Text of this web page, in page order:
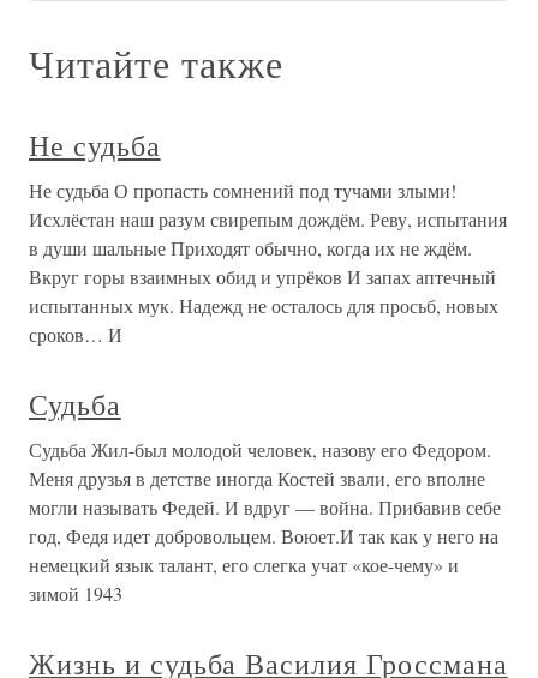
Читайте также
Не судьба
Не судьба О пропасть сомнений под тучами злыми!
Исхлёстан наш разум свирепым дождём. Реву, испытания
в души шальные Приходят обычно, когда их не ждём.
Вкруг горы взаимных обид и упрёков И запах аптечный
испытанных мук. Надежд не осталось для просьб, новых
сроков… И
Судьба
Судьба Жил-был молодой человек, назову его Федором.
Меня друзья в детстве иногда Костей звали, его вполне
могли называть Федей. И вдруг — война. Прибавив себе
год, Федя идет добровольцем. Воюет.И так как у него на
немецкий язык талант, его слегка учат «кое-чему» и
зимой 1943
Жизнь и судьба Василия Гроссмана